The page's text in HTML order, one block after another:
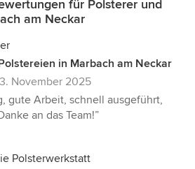
für Polsterer und
am Neckar
in Marbach am Neckar
November 2025
gute Arbeit, schnell ausgeführt,
an das Team!”
Polsterwerkstatt